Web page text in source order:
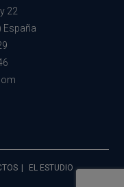
22
España
EL ESTUDIO